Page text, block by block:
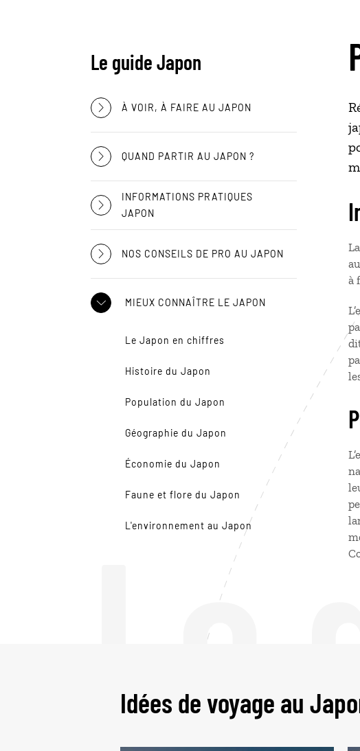
Le
Le guide Japon
À VOIR, À FAIRE AU JAPON
QUAND PARTIR AU JAPON ?
INFORMATIONS PRATIQUES
JAPON
NOS CONSEILS DE PRO AU JAPON
MIEUX CONNAÎTRE LE JAPON
Le Japon en chiffres
Histoire du Japon
Population du Japon
Géographie du Japon
Économie du Japon
Faune et flore du Japon
L'environnement au Japon
à
Idées de voyage au